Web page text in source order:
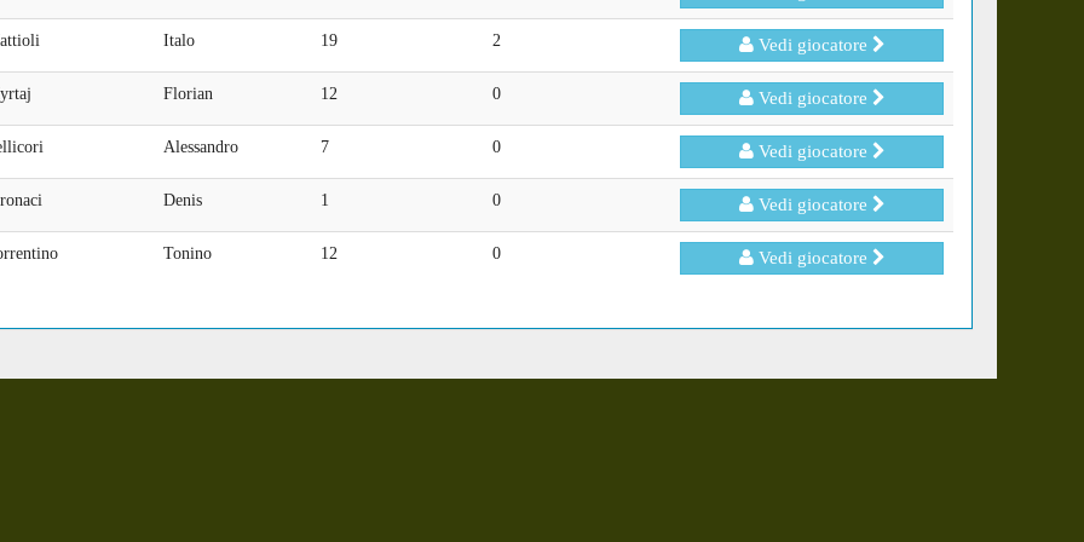
Italo 19 2 Vedi giocatore
Florian 12 0 Vedi giocatore
Alessandro 7 0 Vedi giocatore
Denis 1 0 Vedi giocatore
Tonino 12 0 Vedi giocatore